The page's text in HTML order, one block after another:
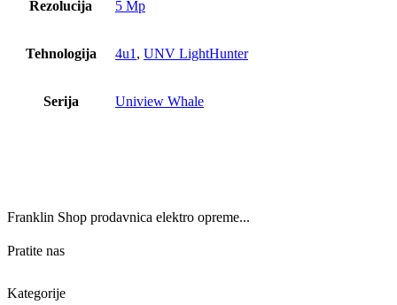
Rezolucija 5 Mp
Tehnologija 4u1 , UNV LightHunter
Serija Uniview Whale
Franklin Shop prodavnica elektro opreme...
Pratite nas
Kategorije